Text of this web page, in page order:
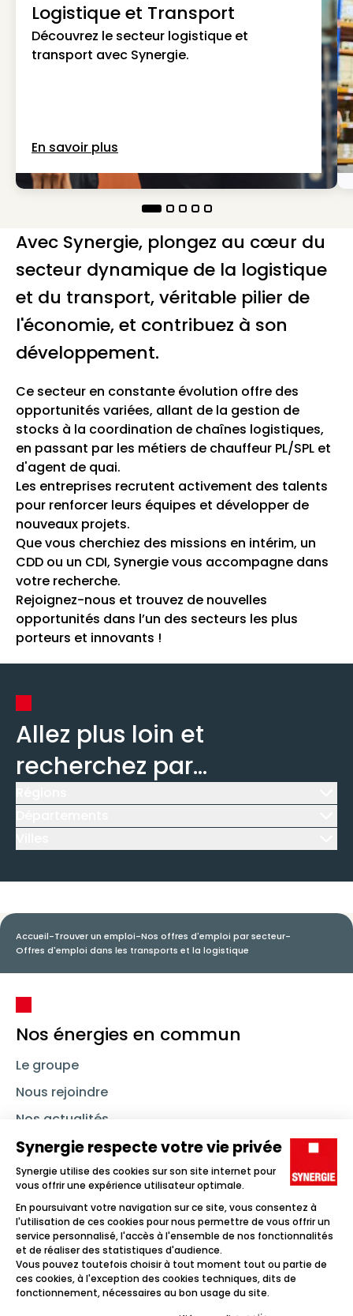
Logistique et Transport
Découvrez le secteur logistique et
transport avec Synergie.
En savoir plus
Avec Synergie, plongez au cœur du
secteur dynamique de la logistique
et du transport, véritable pilier de
l'économie, et contribuez à son
développement.
Ce secteur en constante évolution offre des
opportunités variées, allant de la gestion de
stocks à la coordination de chaînes logistiques,
en passant par les métiers de chauffeur PL/SPL et
d'agent de quai.
Les entreprises recrutent activement des talents
pour renforcer leurs équipes et développer de
nouveaux projets.
Que vous cherchiez des missions en intérim, un
CDD ou un CDI, Synergie vous accompagne dans
votre recherche.
Rejoignez-nous et trouvez de nouvelles
opportunités dans l’un des secteurs les plus
porteurs et innovants !
Allez plus loin et
recherchez par...
Accueil-Trouver un emploi-Nos offres d'emploi par secteur-
Offres d'emploi dans les transports et la logistique
Nos énergies en commun
Le groupe
Nous rejoindre
Nos actualités
Nous contacter
Linkedin SynergieInstagramTikTok Youtube
Trouver un emploi
Icône d'illustration
Candidats
Icône d'illustration